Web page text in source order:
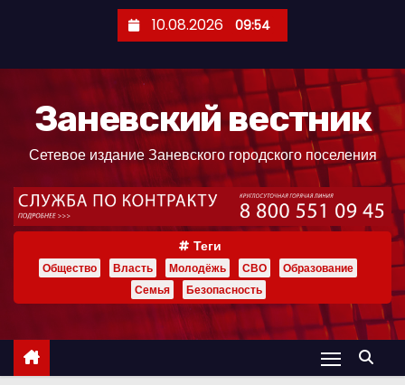
ж
10.08.2026 09:54
Заневский вестник
Сетевое издание Заневского городского поселения
Теги
Общество Власть Молодёжь СВО
Образование
Семья
Безопасность